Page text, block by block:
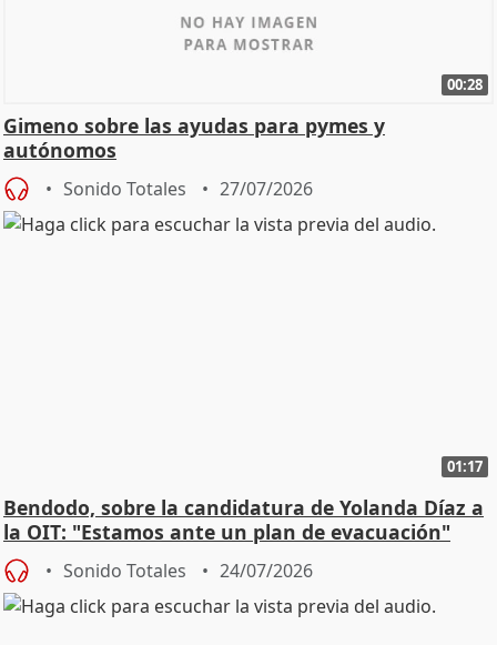
00:28
Gimeno sobre las ayudas para pymes y
autónomos
Sonido Totales 27/07/2026
01:17
Bendodo, sobre la candidatura de Yolanda Díaz a
la OIT: "Estamos ante un plan de evacuación"
Sonido Totales 24/07/2026